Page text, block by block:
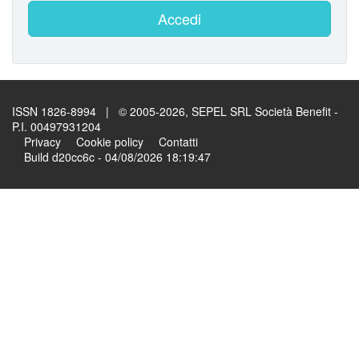
Accedi
ISSN 1826-8994 | © 2005-2026, SEPEL SRL Società Benefit -
P.I. 00497931204
Privacy
Cookie policy
Contatti
Build d20cc6c - 04/08/2026 18:19:47